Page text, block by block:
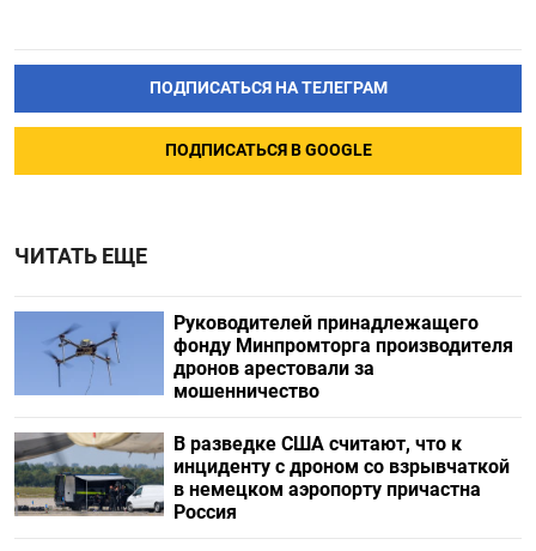
ПОДПИСАТЬСЯ НА ТЕЛЕГРАМ
ПОДПИСАТЬСЯ В GOOGLE
ЧИТАТЬ ЕЩЕ
Руководителей принадлежащего
фонду Минпромторга производителя
дронов арестовали за
мошенничество
В разведке США считают, что к
инциденту с дроном со взрывчаткой
в немецком аэропорту причастна
Россия